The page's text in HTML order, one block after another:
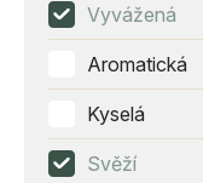
Vyvážená
Aromatická
Kyselá
Svěží